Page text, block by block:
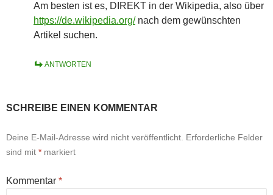
Am besten ist es, DIREKT in der Wikipedia, also über
https://de.wikipedia.org/nach dem gewünschten
Artikel suchen.
ANTWORTEN
SCHREIBE EINEN KOMMENTAR
Deine E-Mail-Adresse wird nicht veröffentlicht. Erforderliche Felder
sind mit * markiert
Kommentar *